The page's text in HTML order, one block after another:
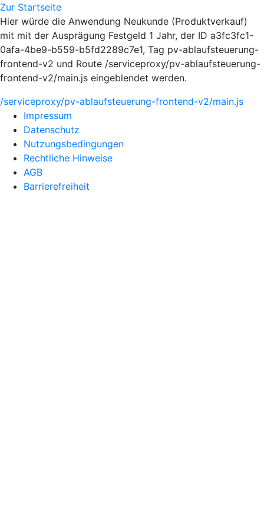
Zur Startseite
Hier würde die Anwendung Neukunde (Produktverkauf)
mit mit der Ausprägung Festgeld 1 Jahr, der ID a3fc3fc1-
0afa-4be9-b559-b5fd2289c7e1, Tag pv-ablaufsteuerung-
frontend-v2 und Route /serviceproxy/pv-ablaufsteuerung-
frontend-v2/main.js eingeblendet werden.
/serviceproxy/pv-ablaufsteuerung-frontend-v2/main.js
Impressum
Datenschutz
Nutzungsbedingungen
Rechtliche Hinweise
AGB
Barrierefreiheit